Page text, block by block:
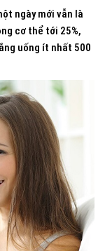
ngày mới vẫn là
cơ thể tới 25%,
uống ít nhất 500